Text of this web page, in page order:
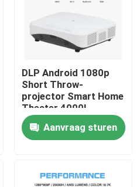
DLP Android 1080p
Short Throw-
projector Smart Home
Theater 4000L
Aanvraag sturen